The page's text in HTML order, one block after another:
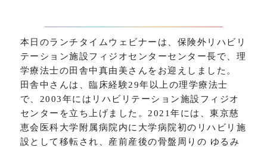
本日のランチタイムウェビナーは、保険外リハビリ
テーション施設フィジオセンターセンター長で、理
学療法士の田舎中真由美さんをお迎えしました。
田舎中さんは、臨床経験29年以上の理学療法士
で、2003年にはリハビリテーション施設フィジオ
センターを立ち上げました。2021年には、東京慈
恵会医科大学附属病院内に大学病院初のリハビリ施
設として移転され、産前産後の骨盤周りの ゆるみ